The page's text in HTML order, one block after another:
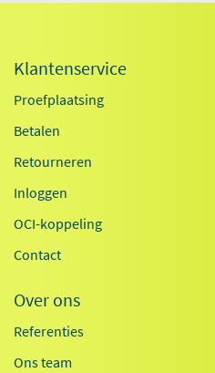
Klantenservice
Proefplaatsing
Betalen
Retourneren
Inloggen
OCI-koppeling
Contact
Over ons
Referenties
Ons team